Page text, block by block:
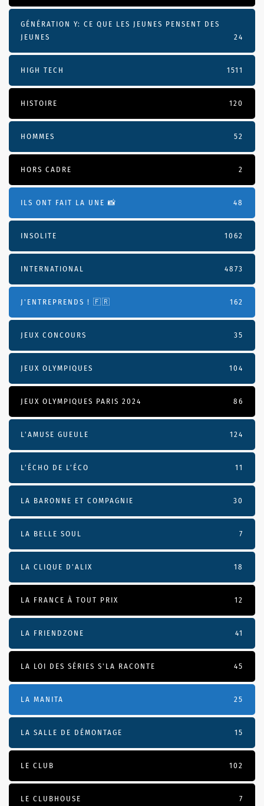
GÉNÉRATION Y: CE QUE LES JEUNES PENSENT DES
JEUNES
24
HIGH TECH 1511
HISTOIRE 120
HOMMES 52
HORS CADRE 2
ILS ONT FAIT LA UNE 📸 48
INSOLITE 1062
INTERNATIONAL 4873
J'ENTREPRENDS ! 🇫🇷 162
JEUX CONCOURS 35
JEUX OLYMPIQUES 104
JEUX OLYMPIQUES PARIS 2024 86
L'AMUSE GUEULE 124
L’ÉCHO DE L’ÉCO 11
LA BARONNE ET COMPAGNIE 30
LA BELLE SOUL 7
LA CLIQUE D'ALIX 18
LA FRANCE À TOUT PRIX 12
LA FRIENDZONE 41
LA LOI DES SÉRIES S'LA RACONTE 45
LA MANITA 25
LA SALLE DE DÉMONTAGE 15
LE CLUB 102
LE CLUBHOUSE 7